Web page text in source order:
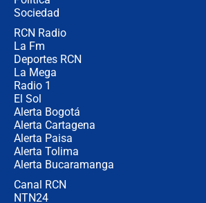
Sociedad
RCN Radio
La Fm
Deportes RCN
La Mega
Radio 1
El Sol
Alerta Bogotá
Alerta Cartagena
Alerta Paisa
Alerta Tolima
Alerta Bucaramanga
Canal RCN
NTN24